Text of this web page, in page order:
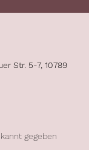
Str. 5-7, 10789
gegeben